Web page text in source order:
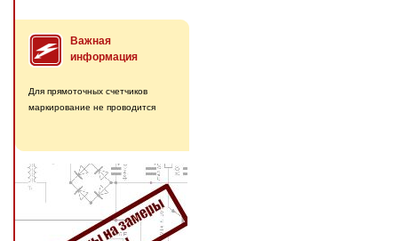
Важная
информация
Для прямоточных счетчиков
маркирование не проводится